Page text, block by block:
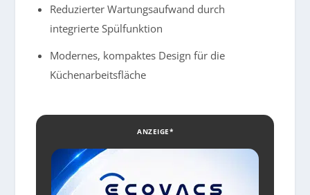
Reduzierter Wartungsaufwand durch
integrierte Spülfunktion
Modernes, kompaktes Design für die
Küchenarbeitsfläche
ANZEIGE*